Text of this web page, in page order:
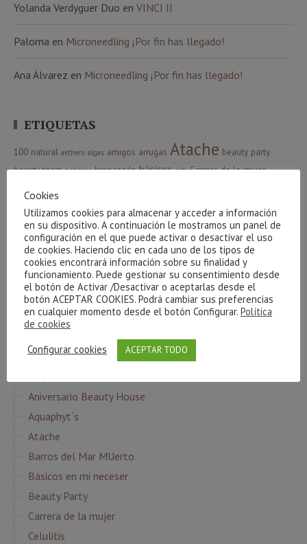
Yolanda Verdyguer Duo en VINCI II
Paloma en Microneedling ¡Por fin has llegado!
Ana Álvarez en Microneedling ¡Por fin has llegado!
ETIQUETAS
100 natural aethern algas amigos arrugas Atache beauty party
beauty team bebibles bronceado básicos café Carrera de la mujer
envejecimiento
facial gracias higiene
Indiba
Limpiezaluminosidadmanchas Maquillaje
massada Navidad Nutricosmética oxigenación Phyt´s
piel relax resultados ritual serum solsorteo verano
Ácido Hialurónico
CATEGORÍAS
Agua Micelar
Aniversario Beauty House
Aquaphyt´s
Atache
Barros del Mar MUerto
Básicos en mi neceser
Beauty Party
Carrera de la mujer
Celulitis
Cookies
Utilizamos cookies para almacenar y acceder a información
en su dispositivo. A continuación le mostramos un panel de
configuración en el que puede activar o desactivar el uso
de cookies. Haciendo clic en cada uno de los tipos de
cookies encontrará información sobre su finalidad y
funcionamiento. Puede gestionar su consentimiento desde
el botón de Activar /Desactivar o aceptarlas desde el
botón ACEPTAR COOKIES. Podrá cambiar sus preferencias
en cualquier momento desde el botón Configurar. Política
de cookies
Configurar cookies
ACEPTAR TODO